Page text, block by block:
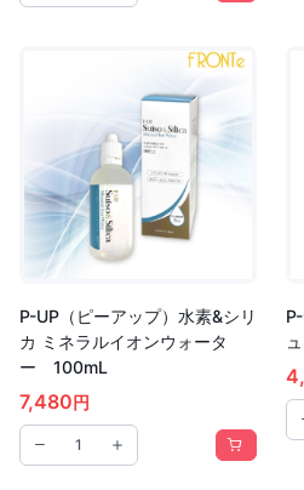
P-UP（ピーアップ）水素&シリ
カ ミネラルイオンウォータ
ー 100mL
7,480円